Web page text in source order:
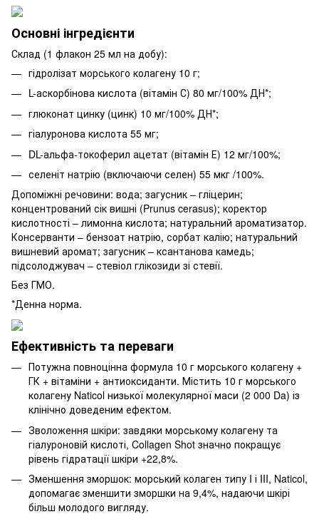
Основні інгредієнти
Склад (1 флакон 25 мл на добу):
гідролізат морського колагену 10 г;
L-аскорбінова кислота (вітамін С) 80 мг/100% ДН*;
глюконат цинку (цинк) 10 мг/100% ДН*;
гіалуронова кислота 55 мг;
DL-альфа-токоферил ацетат (вітамін Е) 12 мг/100%;
селеніт натрію (включаючи селен) 55 мкг /100%.
Допоміжні речовини: вода; загусник – гліцерин;
концентрований сік вишні (Prunus cerasus); коректор
кислотності – лимонна кислота; натуральний ароматизатор.
Консерванти – бензоат натрію, сорбат калію; натуральний
вишневий аромат; загусник – ксантанова камедь;
підсолоджувач – стевіол глікозиди зі стевії.
Без ГМО.
*Денна норма.
Ефективність та переваги
Потужна повноцінна формула 10 г морського колагену +
ГК + вітаміни + антиоксиданти. Містить 10 г морського
колагену Naticol низької молекулярної маси (2 000 Da) із
клінічно доведеним ефектом.
Зволоження шкіри: завдяки морському колагену та
гіалуроновій кислоті, Collagen Shot значно покращує
рівень гідратації шкіри +22,8%.
Зменшення зморшок: морський колаген типу I і III, Naticol,
допомагає зменшити зморшки на 9,4%, надаючи шкірі
більш молодого вигляду.